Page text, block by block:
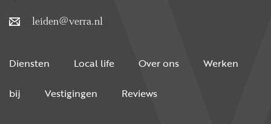
leiden@verra.nl
Diensten Local life Over ons Werken
bij Vestigingen Reviews